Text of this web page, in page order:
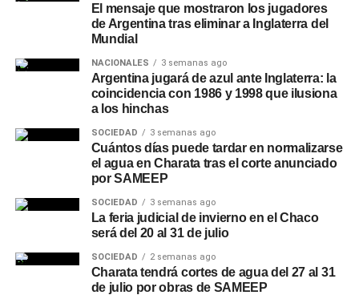
El mensaje que mostraron los jugadores
de Argentina tras eliminar a Inglaterra del
Mundial
NACIONALES 3 semanas ago
Argentina jugará de azul ante Inglaterra: la
coincidencia con 1986 y 1998 que ilusiona
a los hinchas
SOCIEDAD 3 semanas ago
Cuántos días puede tardar en normalizarse
el agua en Charata tras el corte anunciado
por SAMEEP
SOCIEDAD 3 semanas ago
La feria judicial de invierno en el Chaco
será del 20 al 31 de julio
SOCIEDAD 2 semanas ago
Charata tendrá cortes de agua del 27 al 31
de julio por obras de SAMEEP